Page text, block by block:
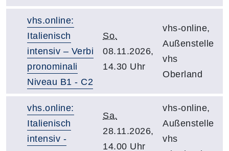
vhs.online:
Italienisch
intensiv – Verbi
pronominali
Niveau B1 - C2
So.
08.11.2026,
14.30 Uhr
vhs-online,
Außenstelle
vhs
Oberland
vhs.online:
Italienisch
intensiv -
Sa.
28.11.2026,
14.00 Uhr
vhs-online,
Außenstelle
vhs